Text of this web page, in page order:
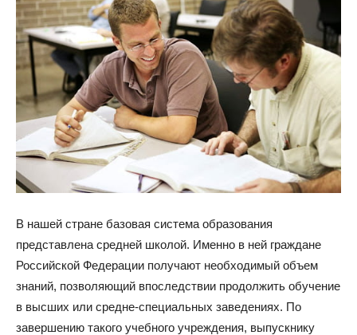
В нашей стране базовая система образования
представлена средней школой. Именно в ней граждане
Российской Федерации получают необходимый объем
знаний, позволяющий впоследствии продолжить обучение
в высших или средне-специальных заведениях. По
завершению такого учебного учреждения, выпускнику